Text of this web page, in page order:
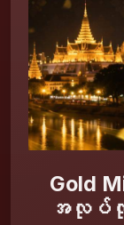
Gold
အလုပ်